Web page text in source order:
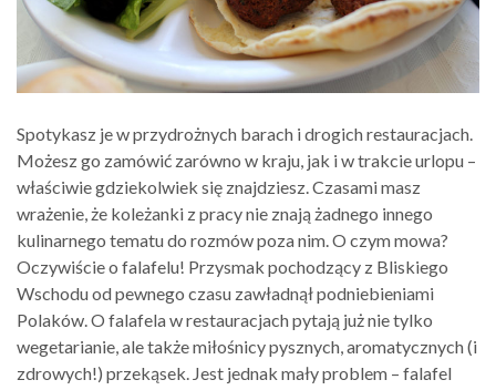
Spotykasz je w przydrożnych barach i drogich restauracjach.
Możesz go zamówić zarówno w kraju, jak i w trakcie urlopu –
właściwie gdziekolwiek się znajdziesz. Czasami masz
wrażenie, że koleżanki z pracy nie znają żadnego innego
kulinarnego tematu do rozmów poza nim. O czym mowa?
Oczywiście o falafelu! Przysmak pochodzący z Bliskiego
Wschodu od pewnego czasu zawładnął podniebieniami
Polaków. O falafela w restauracjach pytają już nie tylko
wegetarianie, ale także miłośnicy pysznych, aromatycznych (i
zdrowych!) przekąsek. Jest jednak mały problem – falafel